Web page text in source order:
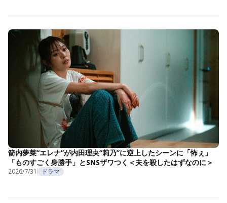
箭内夢菜“エレナ”が内田理央“莉乃”に逆上したシーンに「怖ぇ」
「ものすごく身勝手」とSNSザワつく＜夫を殺したはずなのに＞
2026/7/31 ドラマ